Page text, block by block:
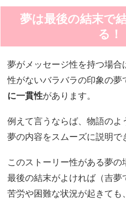
夢は最後の結末で
る！
夢がメッセージ性を持つ場合
性がないバラバラの印象の夢
に一貫性があります。
例えて言うならば、物語のよ
夢の内容をスムーズに説明で
このストーリー性がある夢の
最後の結末がよければ（吉夢
苦労や困難な状況が起きても